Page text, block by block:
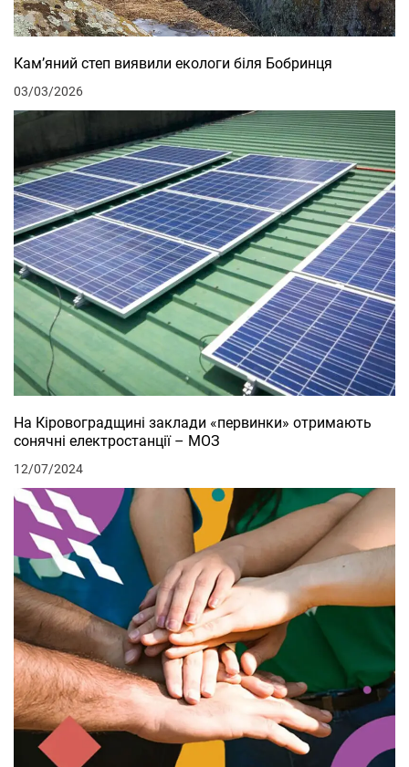
Кам’яний степ виявили екологи біля Бобринця
03/03/2026
На Кіровоградщині заклади «первинки» отримають
сонячні електростанції – МОЗ
12/07/2024